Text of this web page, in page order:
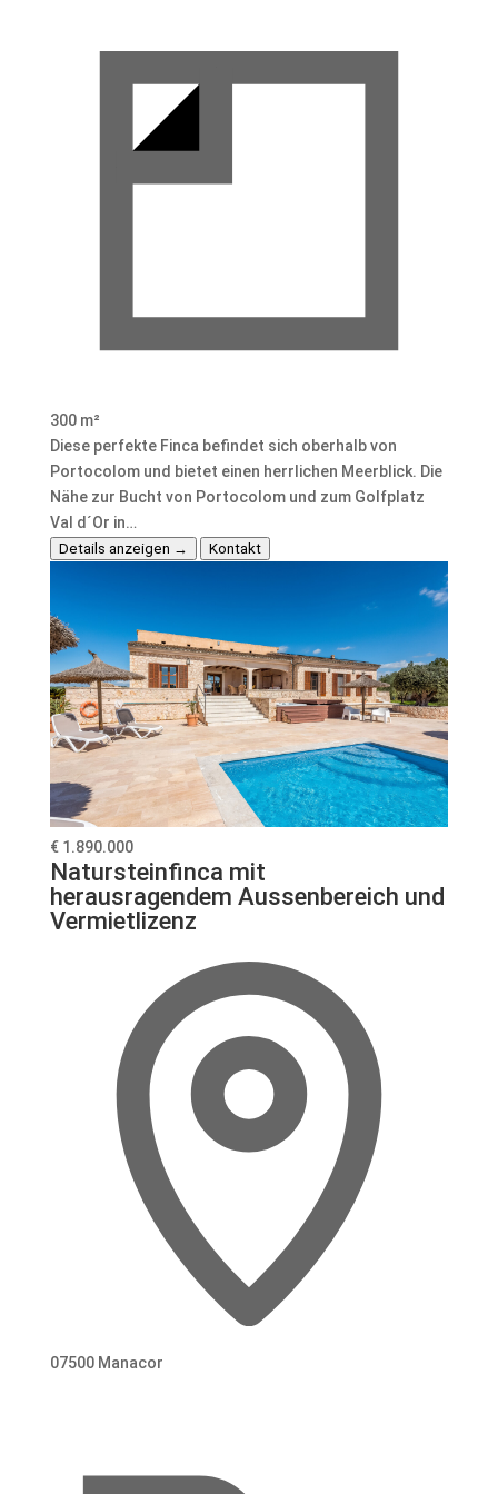
300 m²
Diese perfekte Finca befindet sich oberhalb von
Portocolom und bietet einen herrlichen Meerblick. Die
Nähe zur Bucht von Portocolom und zum Golfplatz
Val d´Or in…
Details anzeigen → Kontakt
€ 1.890.000
Natursteinfinca mit
herausragendem Aussenbereich und
Vermietlizenz
07500 Manacor